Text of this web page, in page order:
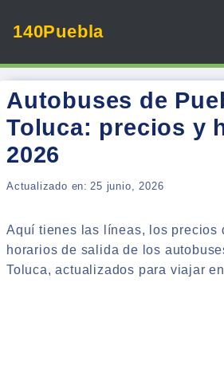
140Puebla
Autobuses de
Toluca: precios y
2026
Actualizado en: 25 junio, 2026
Aquí tienes las líneas, los precios
horarios de salida de los
Toluca, actualizados para viajar